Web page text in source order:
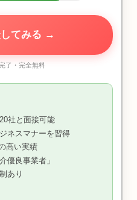
てみる →
了・完全無料
社と面接可能
ネスマナーを習得
高い実績
優良事業者」
あり